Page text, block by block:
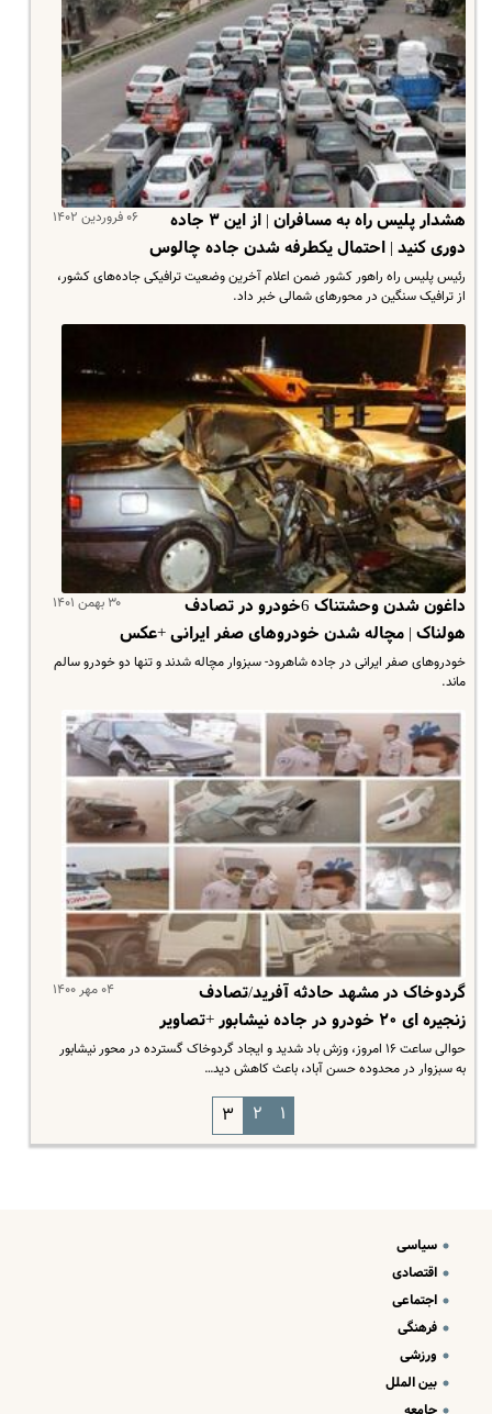
۰۶ فروردین ۱۴۰۲
هشدار پلیس راه به مسافران | از این ۳ جاده
دوری کنید | احتمال یکطرفه شدن جاده چالوس
رئیس پلیس راه راهور کشور ضمن اعلام آخرین وضعیت ترافیکی جاده‌های کشور،
از ترافیک سنگین در محورهای شمالی خبر داد.
۳۰ بهمن ۱۴۰۱
داغون شدن وحشتناک 6خودرو در تصادف
هولناک | مچاله شدن خودروهای صفر ایرانی +عکس
خودروهای صفر ایرانی در جاده شاهرود- سبزوار مچاله شدند و تنها دو خودرو سالم
ماند.
۰۴ مهر ۱۴۰۰
گردوخاک در مشهد حادثه آفرید/تصادف
زنجیره ای ۲۰ خودرو در جاده نیشابور +تصاویر
حوالی ساعت ۱۶ امروز، وزش باد شدید و ایجاد گردوخاک گسترده در محور نیشابور
به سبزوار در محدوده حسن آباد، باعث کاهش دید…
۱ ۲ ۳
سیاسی
اقتصادی
اجتماعی
فرهنگی
ورزشی
بین الملل